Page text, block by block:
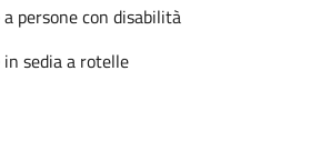
persone con disabilità
in sedia a rotelle